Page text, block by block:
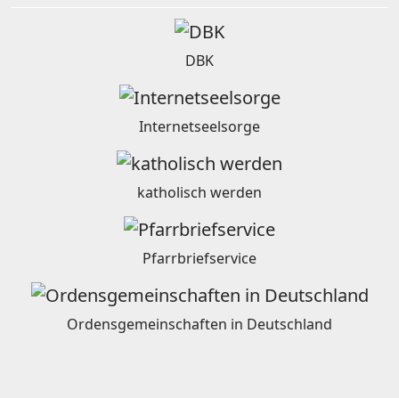
DBK
Internetseelsorge
katholisch werden
Pfarrbriefservice
Ordensgemeinschaften in Deutschland